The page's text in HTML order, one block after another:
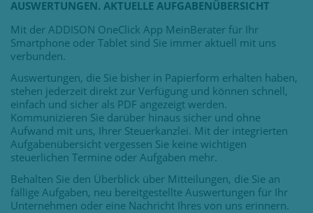
AUSWERTUNGEN. AKTUELLE AUFGABENÜBERSICHT
Mit der ADDISON OneClick App MeinBerater für Ihr
Smartphone oder Tablet sind Sie immer aktuell mit uns
verbunden.
Auswertungen, die Sie bisher in Papierform erhalten haben,
stehen jederzeit direkt zur Verfügung und können schnell,
einfach und sicher als PDF angezeigt werden.
Kommunizieren Sie darüber hinaus sicher und ohne
Aufwand mit uns, Ihrer Steuerkanzlei. Mit der integrierten
Aufgabenübersicht vergessen Sie keine wichtigen
steuerlichen Termine oder Aufgaben mehr.
Behalten Sie den Überblick über Mitteilungen, die Sie an
fällige Aufgaben, neu bereitgestellte Auswertungen für Ihr
Unternehmen oder eine Nachricht Ihres von uns erinnern.